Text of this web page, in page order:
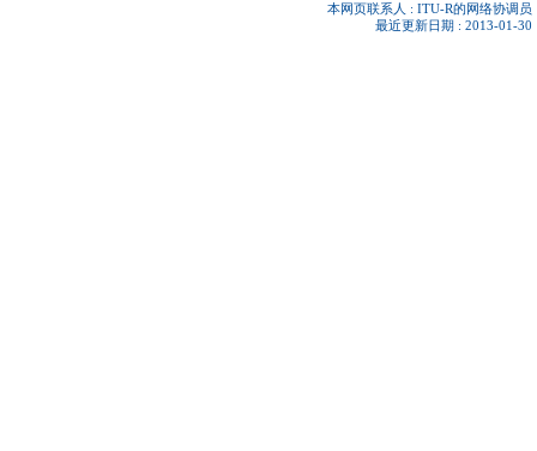
本网页联系人 : ITU-R的网络协调员
最近更新日期 : 2013-01-30